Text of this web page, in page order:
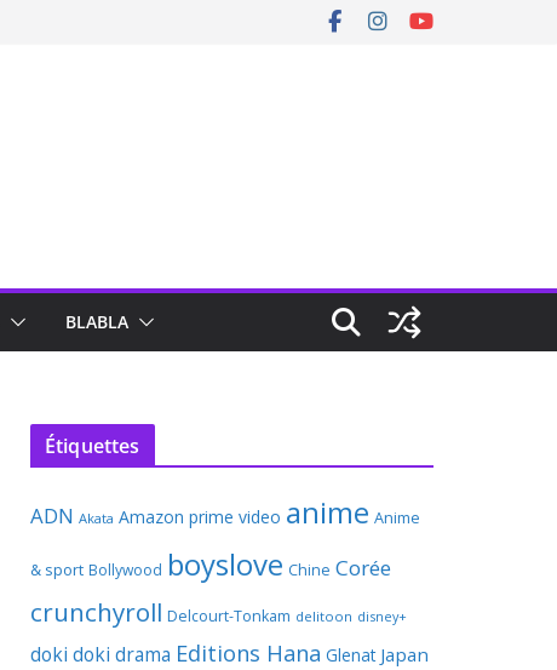
BLABLA
Étiquettes
ADN Akata Amazon prime video anime Anime
& sport Bollywood boyslove Chine Corée
crunchyroll Delcourt-Tonkam delitoon disney+
doki doki drama Editions Hana Glenat Japan